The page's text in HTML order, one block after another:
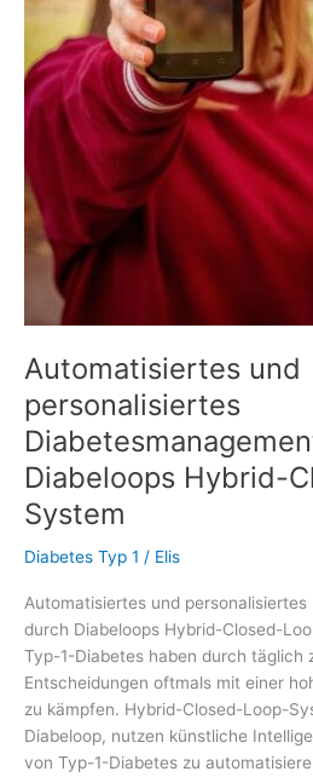
Automatisiertes und
personalisiertes
Diabeloops Hybrid-
System
Diabetes Typ 1 / Elis
Automatisiertes und
durch Diabeloops Hybrid-Closed-
Typ-1-Diabetes haben durch täglich
Entscheidungen oftmals mit einer
zu kämpfen. Hybrid-Closed-Loop-
Diabeloop, nutzen künstliche
von Typ-1-Diabetes zu